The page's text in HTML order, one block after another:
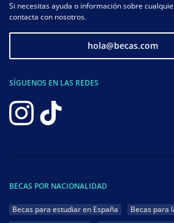
Si necesitas ayuda o información sobre
contacta con nosotros.
hola@becas.com
SÍGUENOS EN LAS REDES
BECAS POR NACIONALIDAD
Becas para estudiar en España
Becas para